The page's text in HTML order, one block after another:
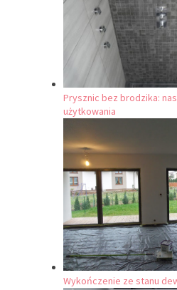
Prysznic bez brodzika:
użytkowania
Wykończenie ze stanu